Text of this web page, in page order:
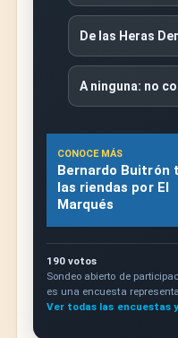
De las Heras
A ninguna: no
CONOCE MÁS
Bernardo Buitrón
las riendas por El
Marqués
190 votos
Sondeo abierto de
es una encuesta
Ver todas las encuestas